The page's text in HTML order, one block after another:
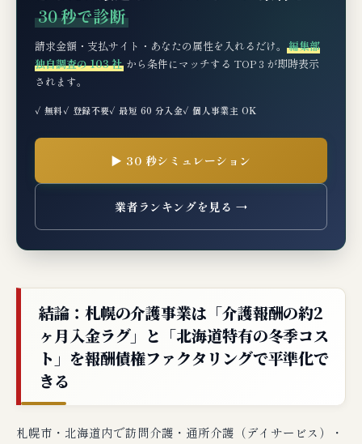
30 秒で診断
請求金額・支払サイト・あなたの属性を入れるだけ。 編集部
独自調査の 103 社 から条件にマッチする TOP 3 が即時表示
されます。
✓ 無料✓ 登録不要✓ 最短 60 分入金✓ 個人事業主 OK
▶ 30 秒シミュレーション
業者ランキングを見る →
結論：札幌の介護事業は「介護報酬の約2
ヶ月入金ラグ」と「北海道特有の冬季コス
ト」を報酬債権ファクタリングで平準化で
きる
札幌市・北海道内で訪問介護・通所介護（デイサービス）・